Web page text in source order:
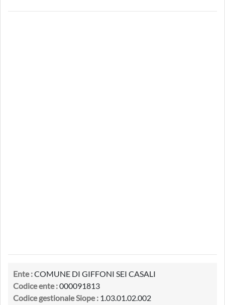
Ente :COMUNE DI GIFFONI SEI CASALI
Codice ente :000091813
Codice gestionale Siope : 1.03.01.02.002